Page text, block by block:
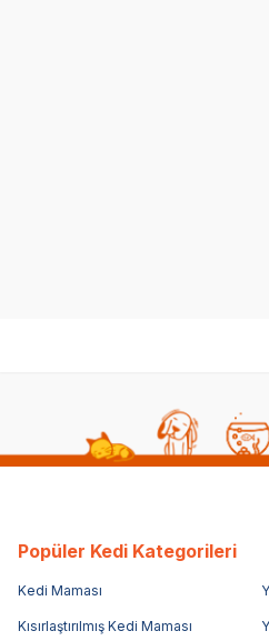
Popüler Kedi Kategorileri
Kedi Maması
Kısırlaştırılmış Kedi Maması